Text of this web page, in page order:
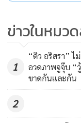
ไว้ก่อนค่ะ”
เผย “เฮียหน่อง” เป็
“ก็น่าจะเฮียหน่องนะค
ข่าวในหมว
1
“ดิว อริสรา”
อวดภาพจูจุ๊บ
ขาดกันและกัน
2